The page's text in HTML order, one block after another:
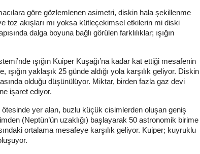
göre gözlemlenen asimetri, diskin hala şekillenme
toz akışları mı yoksa kütleçekimsel etkilerin mi diski
dalga boyuna bağlı görülen farklılıklar; ışığın
ışığın Kuiper Kuşağı’na kadar kat ettiği mesafenin
yaklaşık 25 günde aldığı yola karşılık geliyor. Diskin
olduğu düşünülüyor. Miktar, birden fazla gaz devi
işaret ediyor.
ötesinde yer alan, buzlu küçük cisimlerden oluşan geniş
(Neptün’ün uzaklığı) başlayarak 50 astronomik birime
ortalama mesafeye karşılık geliyor. Kuiper; kuyruklu